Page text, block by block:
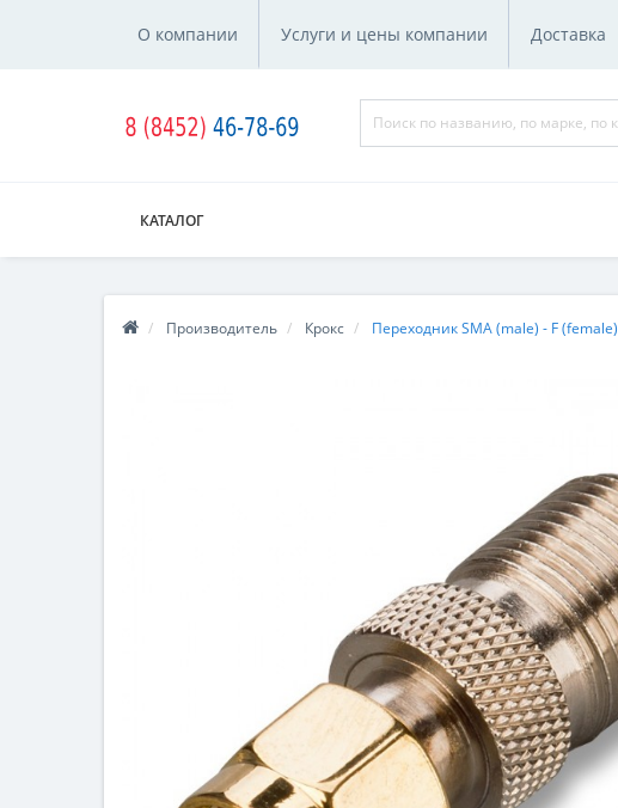
О компании Услуги и цены компании Доставка
КАТАЛОГ
Производитель Крокс Переходник SMA (male) - F (female)